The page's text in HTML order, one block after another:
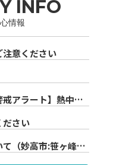
INFO
情報
意ください
戒アラート】熱中症
されています。
ださい
（妙高市:笹ヶ峰地